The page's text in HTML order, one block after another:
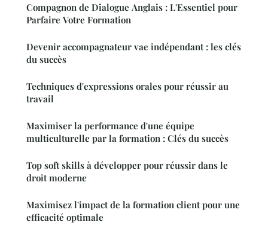
Compagnon de Dialogue Anglais : L'Essentiel pour
Parfaire Votre Formation
Devenir accompagnateur vae indépendant : les clés
du succès
Techniques d'expressions orales pour réussir au
travail
Maximiser la performance d'une équipe
multiculturelle par la formation : Clés du succès
Top soft skills à développer pour réussir dans le
droit moderne
Maximisez l'impact de la formation client pour une
efficacité optimale